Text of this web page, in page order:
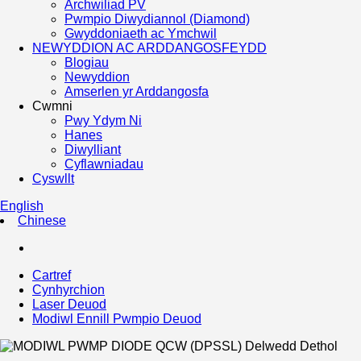
Archwiliad PV
Pwmpio Diwydiannol (Diamond)
Gwyddoniaeth ac Ymchwil
NEWYDDION AC ARDDANGOSFEYDD
Blogiau
Newyddion
Amserlen yr Arddangosfa
Cwmni
Pwy Ydym Ni
Hanes
Diwylliant
Cyflawniadau
Cyswllt
English
Chinese
Cartref
Cynhyrchion
Laser Deuod
Modiwl Ennill Pwmpio Deuod